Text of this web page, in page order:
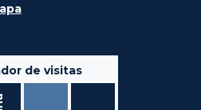
de visitas